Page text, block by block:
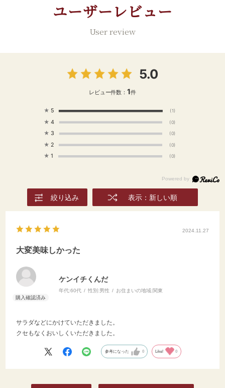
ユーザーレビュー
User review
5.0
レビュー件数： 1件
★ 5 (1)
★ 4 (0)
★ 3 (0)
★ 2 (0)
★ 1 (0)
絞り込み 表示：新しい順
2024.11.27
大変美味しかった
ケンイチくんだ
年代:60代 性別:男性 お住まいの地域:関東
サラダなどにかけていただきました。
クセもなくおいしくいただきました。
参考になった 0 Like! 0